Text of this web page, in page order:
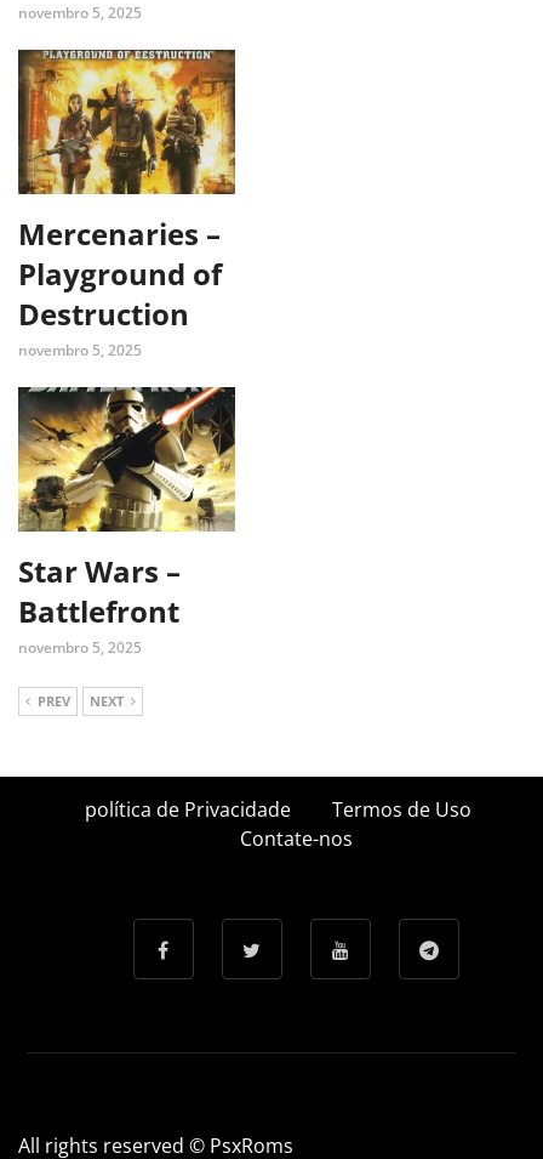
novembro 5, 2025
Mercenaries –
Playground of
Destruction
novembro 5, 2025
Star Wars –
Battlefront
novembro 5, 2025
PREV NEXT
política de Privacidade
Termos de Uso
Contate-nos
All rights reserved © PsxRoms